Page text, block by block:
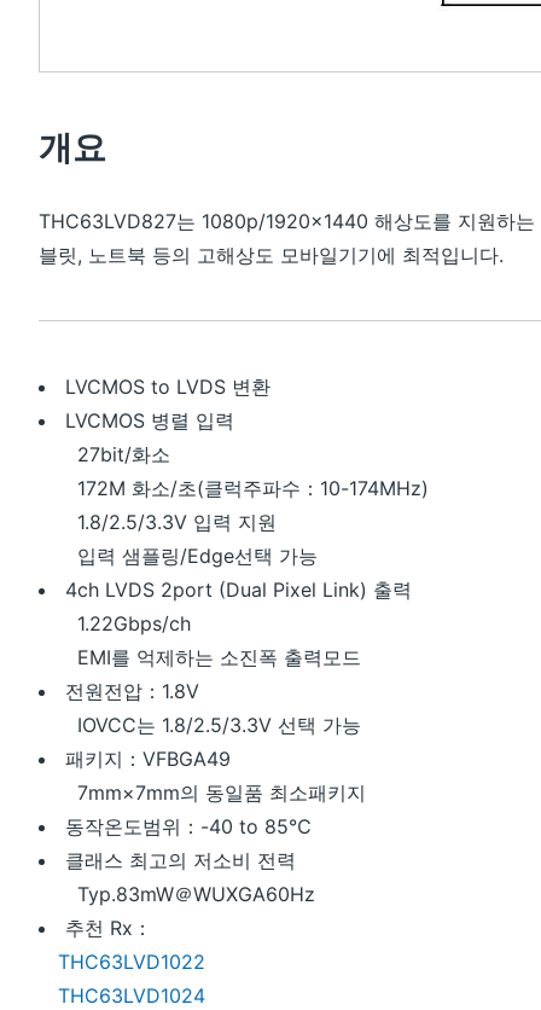
개요
THC63LVD827는 1080p/1920×1440 해상도를 지원하
블릿, 노트북 등의 고해상도 모바일기기에 최적입니다.
LVCMOS to LVDS 변환
LVCMOS 병렬 입력
27bit/화소
172M 화소/초(클럭주파수：10-174MHz)
1.8/2.5/3.3V 입력 지원
입력 샘플링/Edge선택 가능
4ch LVDS 2port (Dual Pixel Link) 출력
1.22Gbps/ch
EMI를 억제하는 소진폭 출력모드
전원전압：1.8V
IOVCC는 1.8/2.5/3.3V 선택 가능
패키지：VFBGA49
7mm×7mm의 동일품 최소패키지
동작온도범위：-40 to 85℃
클래스 최고의 저소비 전력
Typ.83mW＠WUXGA60Hz
추천 Rx：
THC63LVD1022
THC63LVD1024